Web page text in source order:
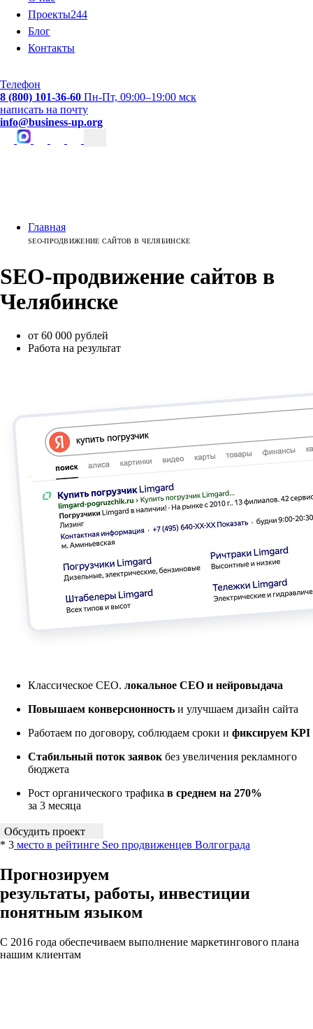
Проекты244
Блог
Контакты
Телефон
8 (800) 101-36-60 Пн-Пт, 09:00–19:00 мск
написать на почту
info@business-up.org
Главная
SEO-ПРОДВИЖЕНИЕ САЙТОВ В ЧЕЛЯБИНСКЕ
SEO-продвижение сайтов в
Челябинске
от 60 000 рублей
Работа на результат
Классическое СЕО. локальное CEO и нейровыдача
Повышаем конверсионность и улучшаем дизайн сайта
Работаем по договору, соблюдаем сроки и фиксируем KPI
Стабильный поток заявок без увеличения рекламного
бюджета
Рост органического трафика в среднем на 270%
за 3 месяца
Обсудить проект
* 3 место в рейтинге Seo продвиженцев Волгограда
Прогнозируем
результаты, работы, инвестиции
понятным языком
С 2016 года обеспечиваем выполнение маркетингового плана
нашим клиентам